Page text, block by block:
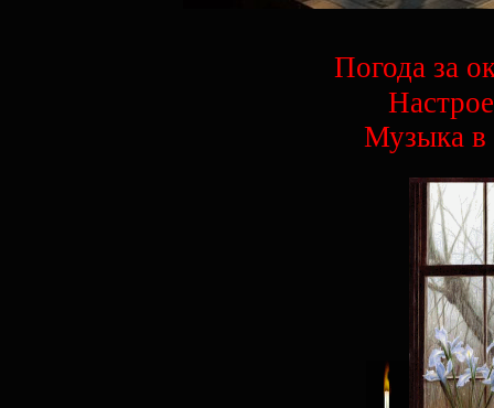
Погода за
Музыка в